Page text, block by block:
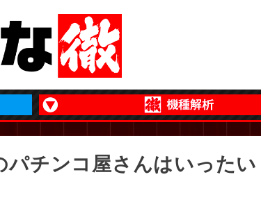
パチンコ屋さんはいったい